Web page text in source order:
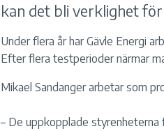
kan det bli verklighet för
Under flera år har Gävle Energi
Efter flera testperioder närmar
Mikael Sandanger arbetar som
– De uppkopplade